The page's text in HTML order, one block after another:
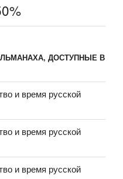
ДОСТУПНЫЕ В
и время русской
и время русской
и время русской